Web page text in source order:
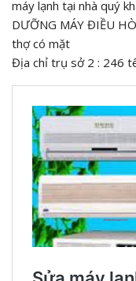
máy lạnh tại nhà quý
DƯỠNG MÁY ĐIỀU
thợ có mặt
Địa chỉ trụ sở 2 : 246